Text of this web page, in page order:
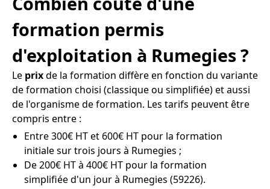
formation permis
d'exploitation à Rumegies ?
Le prixde la formation diffère en fonction du variante
de formation choisi (classique ou simplifiée) et aussi
de l'organisme de formation. Les tarifs peuvent être
compris entre :
Entre 300€ HT et 600€ HT pour la formation
initiale sur trois jours à Rumegies ;
De 200€ HT à 400€ HT pour la formation
simplifiée d'un jour à Rumegies (59226).